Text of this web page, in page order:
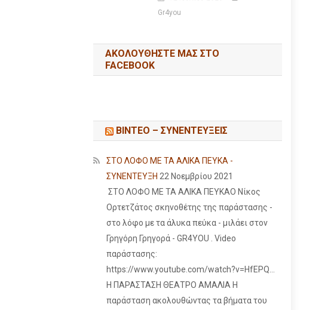
Gr4you
ΑΚΟΛΟΥΘΉΣΤΕ ΜΑΣ ΣΤΟ
FACEBOOK
ΒΙΝΤΕΟ – ΣΥΝΕΝΤΕΥΞΕΙΣ
ΣΤΟ ΛΟΦΟ ΜΕ ΤΑ ΑΛΙΚΑ ΠΕΥΚΑ -
ΣΥΝΕΝΤΕΥΞΗ 22 Νοεμβρίου 2021
ΣΤΟ ΛΟΦΟ ΜΕ ΤΑ ΑΛΙΚΑ ΠΕΥΚΑΟ Νίκος
Ορτετζάτος σκηνοθέτης της παράστασης -
στο λόφο με τα άλυκα πεύκα - μιλάει στον
Γρηγόρη Γρηγορά - GR4YOU . Video
παράστασης:
https://www.youtube.com/watch?v=HfEPQ...
Η ΠΑΡΑΣΤΑΣΗ ΘΕΑΤΡΟ ΑΜΑΛΙΑ Η
παράσταση ακολουθώντας τα βήματα του